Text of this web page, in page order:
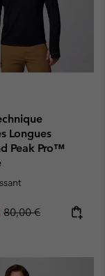
Longues
Peak Pro™
Regular price:
80,00 €